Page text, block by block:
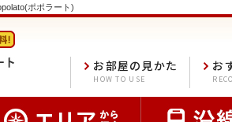
ポポラート)
お
お部屋の見かた
HOW TO USE